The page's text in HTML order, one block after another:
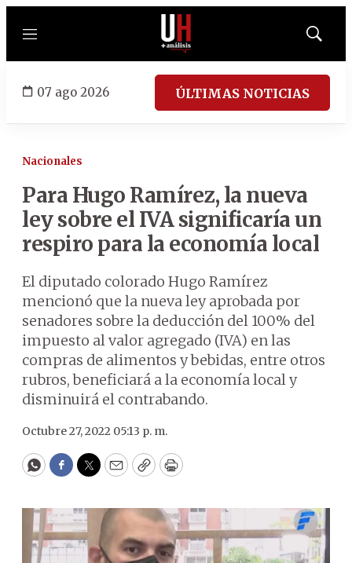
Menú
Mostrar
07 ago 2026 ÚLTIMAS NOTICIAS
Nacionales
Para Hugo Ramírez, la nueva
ley sobre el IVA significaría un
respiro para la economía local
El diputado colorado Hugo Ramírez
mencionó que la nueva ley aprobada por
senadores sobre la deducción del 100% del
impuesto al valor agregado (IVA) en las
compras de alimentos y bebidas, entre otros
rubros, beneficiará a la economía local y
disminuirá el contrabando.
Octubre 27, 2022 05:13 p. m.
WhatsApp
Facebook
Twitter
EmailCopyPrint